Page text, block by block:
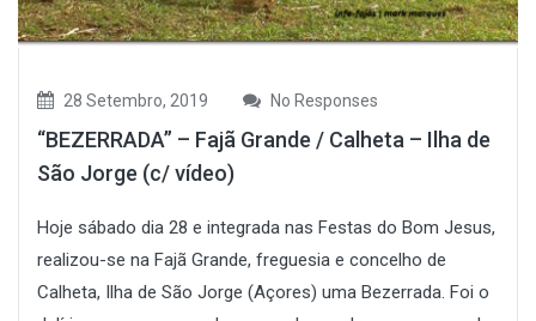
28 Setembro, 2019 No Responses
“BEZERRADA” – Fajã Grande / Calheta – Ilha de
São Jorge (c/ vídeo)
Hoje sábado dia 28 e integrada nas Festas do Bom Jesus,
realizou-se na Fajã Grande, freguesia e concelho de
Calheta, Ilha de São Jorge (Açores) uma Bezerrada. Foi o